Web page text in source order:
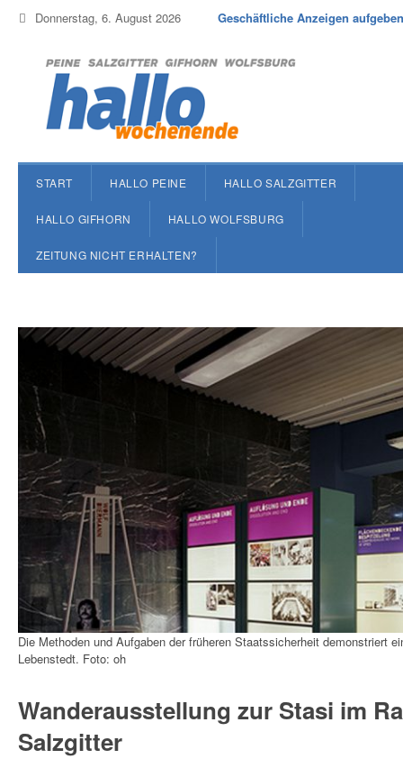
Donnerstag, 6. August 2026 Geschäftliche Anzeigen aufgeben
START HALLO PEINE HALLO SALZGITTER
HALLO GIFHORN HALLO WOLFSBURG
ZEITUNG NICHT ERHALTEN?
Die Methoden und Aufgaben der früheren Staatssicherheit demonstriert
Lebenstedt. Foto: oh
Wanderausstellung zur Stasi im
Salzgitter